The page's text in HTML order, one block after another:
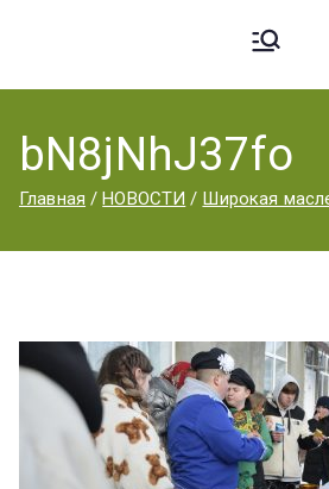
bN8jNhJ37fo
Главная НОВОСТИ Широкая